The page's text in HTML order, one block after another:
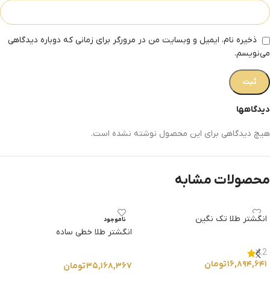
دیدگاهها
هیچ دیدگاهی برای این محصول نوشته نشده است.
ذخیره نام، ایمیل و وبسایت من در مرورگر برای زمانی که دوباره دیدگاهی
می‌نویسم.
محصولات مشابه
انگشتر طلا تک نگین
4.2
۱۶,۸۹۴,۶۴۱تومان
ناموجود
انگشتر طلا خطی ساده
۳۵,۱۶۸,۳۶۷تومان